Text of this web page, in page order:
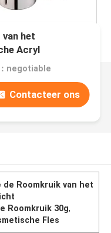
het
Acryl
negotiable
Contacteer ons
de Roomkruik van het
Roomkruik 30g,
Fles